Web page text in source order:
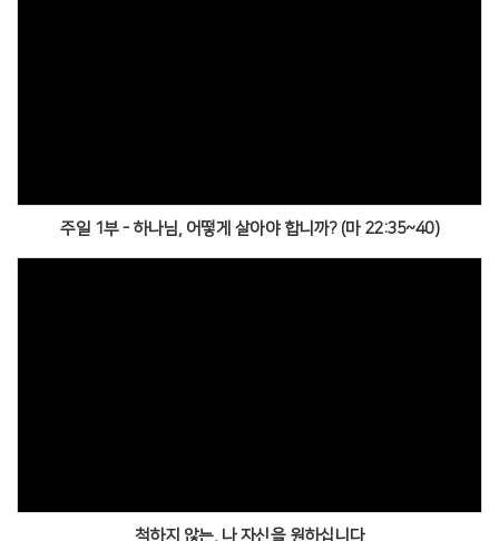
주일 1부 - 하나님, 어떻게 살아야 합니까? (마 22:35~40)
척하지 않는, 나 자신을 원하십니다